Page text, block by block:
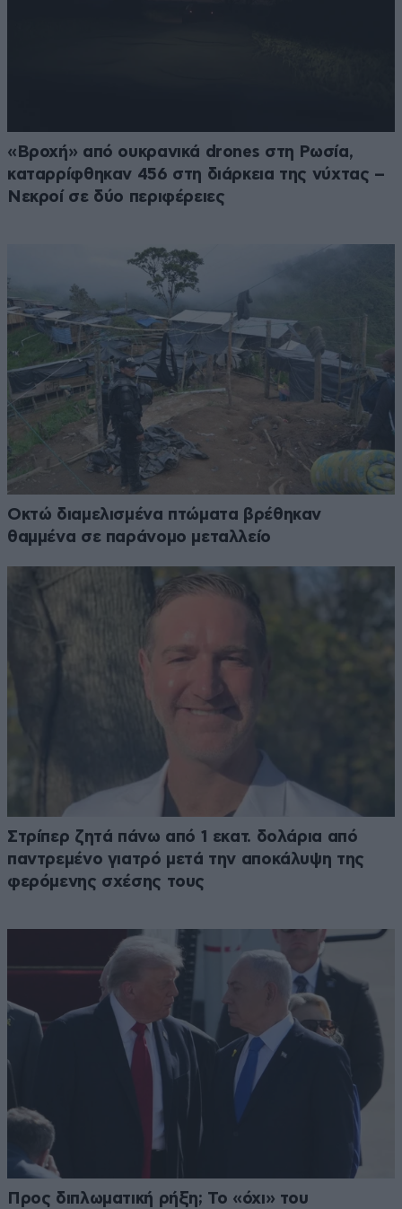
«Βροχή» από ουκρανικά drones στη Ρωσία,
καταρρίφθηκαν 456 στη διάρκεια της νύχτας –
Νεκροί σε δύο περιφέρειες
Οκτώ διαμελισμένα πτώματα βρέθηκαν
θαμμένα σε παράνομο μεταλλείο
Στρίπερ ζητά πάνω από 1 εκατ. δολάρια από
παντρεμένο γιατρό μετά την αποκάλυψη της
φερόμενης σχέσης τους
Προς διπλωματική ρήξη; Το «όχι» του